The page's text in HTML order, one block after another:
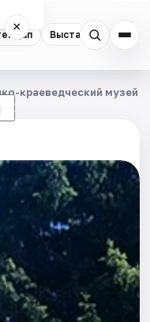
Выставки
×
☾
краеведческий музей